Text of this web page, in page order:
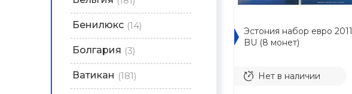
Бенилюкс (14)
Болгария (3)
Ватикан (181)
Эстония набор евро 2011
BU (8 монет)
Нет в наличии